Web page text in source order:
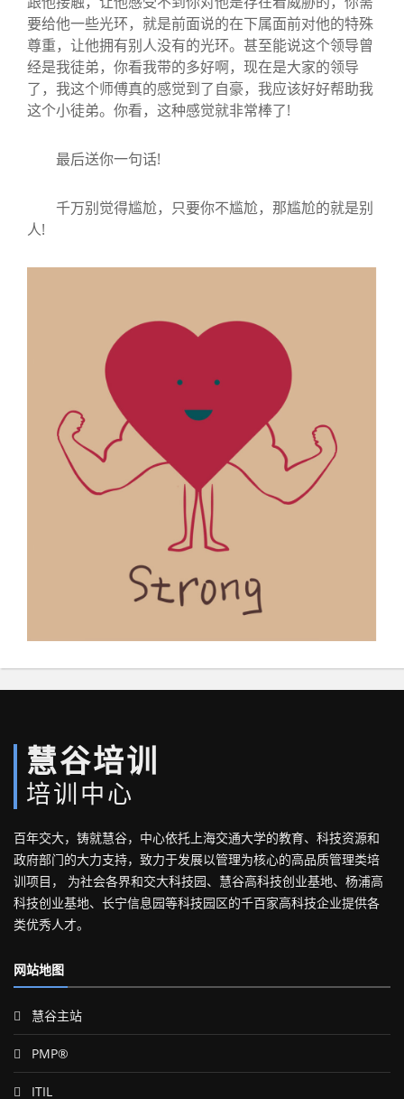
要给他一些光环，就是前面说的在下属面前对他的特殊
尊重，让他拥有别人没有的光环。甚至能说这个领导曾
经是我徒弟，你看我带的多好啊，现在是大家的领导
了，我这个师傅真的感觉到了自豪，我应该好好帮助我
这个小徒弟。你看，这种感觉就非常棒了!
最后送你一句话!
千万别觉得尴尬，只要你不尴尬，那尴尬的就是别
人!
慧谷培训
培训中心
百年交大，铸就慧谷，中心依托上海交通大学的教育、科技资源和
政府部门的大力支持，致力于发展以管理为核心的高品质管理类培
训项目， 为社会各界和交大科技园、慧谷高科技创业基地、杨浦高
科技创业基地、长宁信息园等科技园区的千百家高科技企业提供各
类优秀人才。
网站地图
慧谷主站
PMP®
ITIL